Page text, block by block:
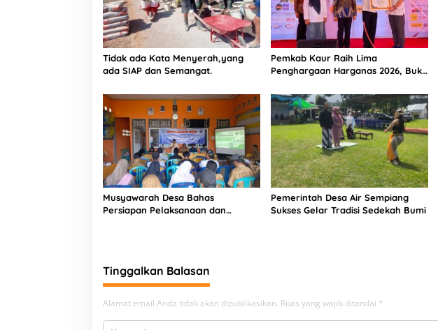
Tidak ada Kata Menyerah,yang
ada SIAP dan Semangat.
Pemkab Kaur Raih Lima
Penghargaan Harganas 2026, Bukti
Berkualitas
Musyawarah Desa Bahas
Persiapan Pelaksanaan dan
Pemerintah Desa Air Sempiang
Sukses Gelar Tradisi Sedekah Bumi
Tinggalkan Balasan
Alamat email Anda tidak akan dipublikasikan. Ruas yang wajib ditandai *